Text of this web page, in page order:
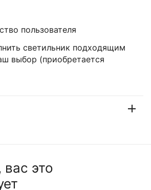
пользователя
светильник подходящим
выбор (приобретается
это